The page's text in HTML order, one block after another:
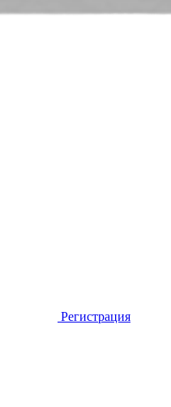
Регистрация